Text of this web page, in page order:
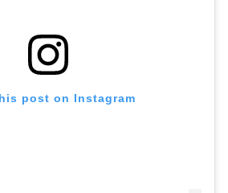
post on Instagram